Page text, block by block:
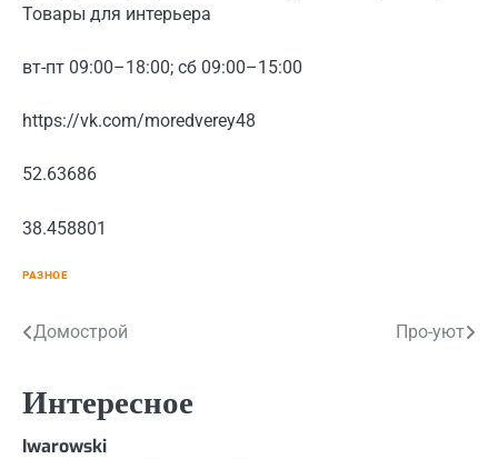
Товары для интерьера
вт-пт 09:00–18:00; сб 09:00–15:00
https://vk.com/moredverey48
52.63686
38.458801
РАЗНОЕ
Навигация
записям
Домострой Про-уют
Интересное
Iwarowski